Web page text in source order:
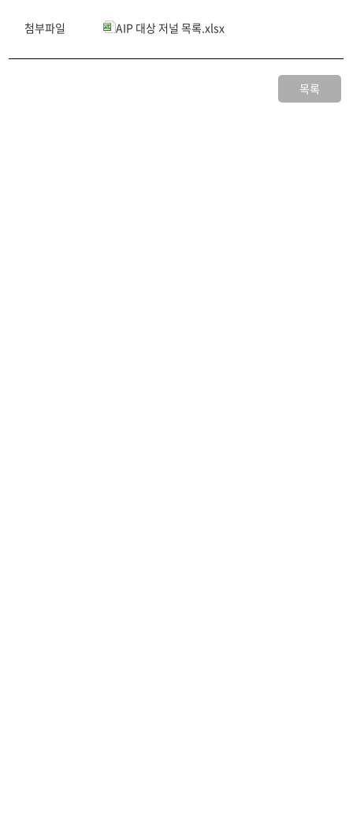
첨부파일 AIP 대상 저널 목록.xlsx
목록